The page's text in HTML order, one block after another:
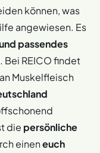
können, was
angewiesen. Es
passendes
Bei REICO findet
Muskelfleisch
die persönliche
eineneuch